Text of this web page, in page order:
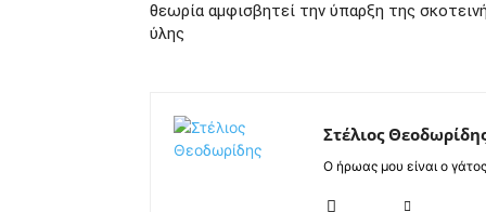
θεωρία αμφισβητεί την ύπαρξη της
ύλης
Στέλιος
Ο ήρωας μου είναι ο